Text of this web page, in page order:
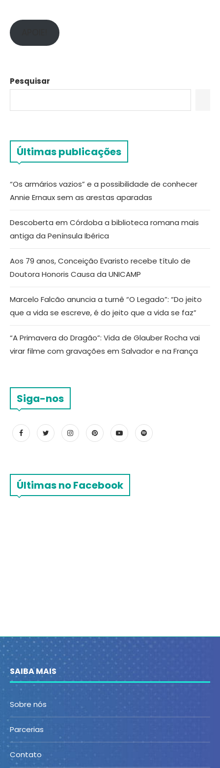
Pesquisar
Últimas publicações
“Os armários vazios” e a possibilidade de conhecer
Annie Ernaux sem as arestas aparadas
Descoberta em Córdoba a biblioteca romana mais
antiga da Península Ibérica
Aos 79 anos, Conceição Evaristo recebe título de
Doutora Honoris Causa da UNICAMP
Marcelo Falcão anuncia a turnê “O Legado”: “Do jeito
que a vida se escreve, é do jeito que a vida se faz”
“A Primavera do Dragão”: Vida de Glauber Rocha vai
virar filme com gravações em Salvador e na França
Siga-nos
Últimas no Facebook
SAIBA MAIS
Sobre nós
Parcerias
Contato